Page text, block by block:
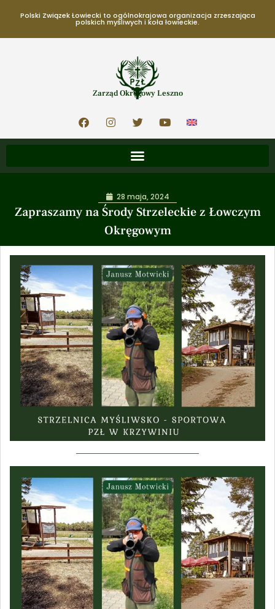
Polski Związek Łowiecki to ogólnokrajowa organizacja zrzeszająca
polskich myśliwych i koła łowieckie.
Zarząd Okręgowy Leszno
Zapraszamy na Środy Strzeleckie z Łowczym
Okręgowym
28 maja, 2024